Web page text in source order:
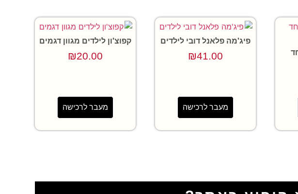
פיג'מה פלאנל דובי לילדים
₪41.00
מעבר לרכישה
קפוצ'ון לילדים מגוון דגמים
₪20.00
מעבר לרכישה